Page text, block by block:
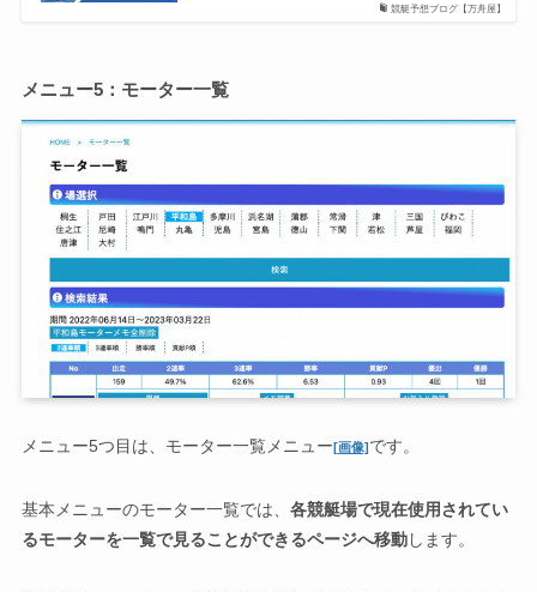
競艇予想ブログ【万舟屋】
メニュー5：モーター一覧
メニュー5つ目は、モーター一覧メニュー[画像]です。
基本メニューのモーター一覧では、 各競艇場で現在使用されてい
るモーターを一覧で見ることができるページへ移動します。